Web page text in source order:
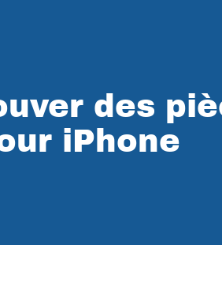
des
iPhone